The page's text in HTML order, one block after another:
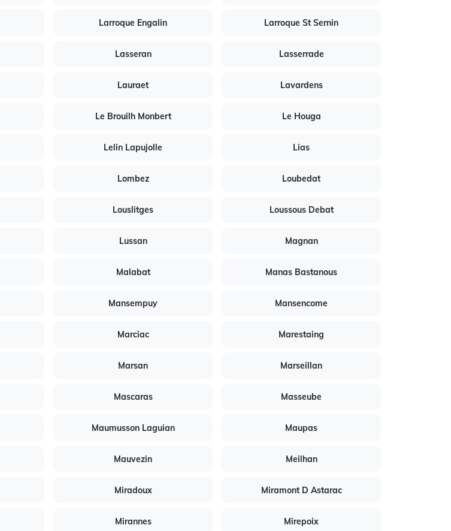
Larroque Engalin Larroque St Sernin
Lasseran Lasserrade
Lauraet Lavardens
Le Brouilh Monbert Le Houga
Lelin Lapujolle Lias
Lombez Loubedat
Louslitges Loussous Debat
Lussan Magnan
Malabat Manas Bastanous
Mansempuy Mansencome
Marciac Marestaing
Marsan Marseillan
Mascaras Masseube
Maumusson Laguian Maupas
Mauvezin Meilhan
Miradoux Miramont D Astarac
Mirannes Mirepoix